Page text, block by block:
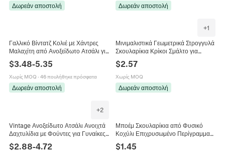
Δωρεάν αποστολή Δωρεάν αποστολή
Γαλλικό Βίντατζ Κολιέ με Χάντρες
Μαλαχίτη από Ανοξείδωτο Ατσάλι για
Γυναίκες Επιχρυσωμένο 18K
Μενταγιόν Καρδιά Αστέρι Κοσμήματα
$3.48-5.35
Χωρίς MOQ · 46 πουλήθηκε πρόσφατα
Δωρεάν αποστολή
+1
Μινιμαλιστικά Γεωμετρικά Στρογγυλά
Σκουλαρίκια Κρίκοι Σμάλτο για
Γυναίκες Χαλκός Καρφίτσα Ασήμι
925 Πολύχρωμα Κοσμήματα
$2.57
Χωρίς MOQ
Δωρεάν αποστολή
+2
Vintage Ανοξείδωτο Ατσάλι Ανοιχτά
Δαχτυλίδια με Φούντες για Γυναίκες
Γεωμετρικό Μόδα Κοσμήματα Δώρο
$2.88-4.72
Μποέμ Σκουλαρίκια από Φυσικό
Κοχύλι Επιχρυσωμένο Περίγραμμα
Κοχύλι Γυναικεία Κοσμήματα
$1.45